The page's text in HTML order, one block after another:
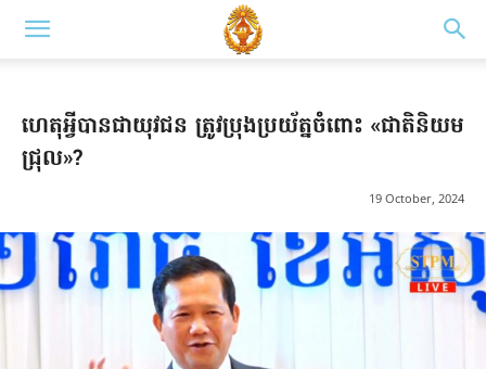
ហេតុអ្វីបានជាយុវជន ត្រូវប្រុងប្រយ័ត្នចំពោះ «ជាតិនិយម
ជ្រុល»?
19 October, 2024